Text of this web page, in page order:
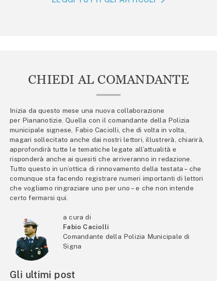
CHIEDI AL COMANDANTE
Inizia da questo mese una nuova collaborazione
per Piananotizie. Quella con il comandante della Polizia
municipale signese, Fabio Caciolli, che di volta in volta,
magari sollecitato anche dai nostri lettori, illustrerà, chiarirà,
approfondirà tutte le tematiche legate all’attualità e
risponderà anche ai quesiti che arriveranno in redazione.
Tutto questo in un’ottica di rinnovamento della testata – che
comunque sta facendo registrare numeri importanti di lettori
che vogliamo ringraziare uno per uno – e che non intende
certo fermarsi qui.
a cura di
Fabio Caciolli
Comandante della Polizia Municipale di
Signa
Gli ultimi post